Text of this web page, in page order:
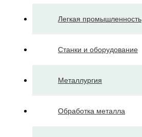
Легкая промышленность
Станки и оборудование
Металлургия
Обработка металла